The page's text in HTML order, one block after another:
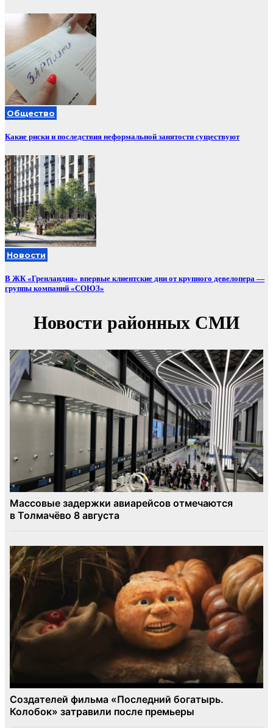
Общество
Какие риски и последствия неформальной занятости существуют
Новости
В ЖК «Гренландия» впервые клиентские дни от крупного девелопера —
группы компаний «СОЮЗ»